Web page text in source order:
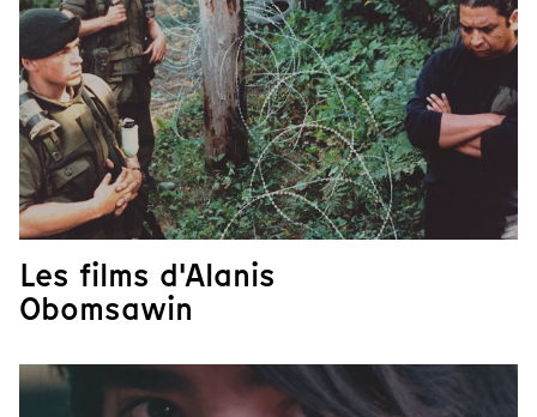
Les films d'Alanis
Obomsawin